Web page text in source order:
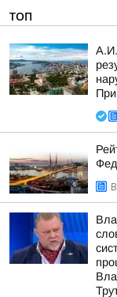
ТОП